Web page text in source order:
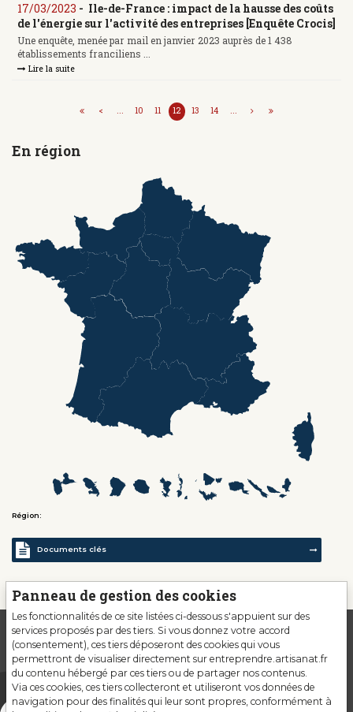
17/03/2023 - Ile-de-France : impact de la hausse des coûts
de l'énergie sur l'activité des entreprises [Enquête Crocis]
Une enquête, menée par mail en janvier 2023 auprès de 1 438
établissements franciliens ...
Lire la suite
< ... 10 11 12 13 14 ...
En région
Région:
Documents clés
Panneau de gestion des cookies
Les fonctionnalités de ce site listées ci-dessous s'appuient sur des
services proposés par des tiers. Si vous donnez votre accord
(consentement), ces tiers déposeront des cookies qui vous
permettront de visualiser directement sur entreprendre.artisanat.fr
du contenu hébergé par ces tiers ou de partager nos contenus.
Via ces cookies, ces tiers collecteront et utiliseront vos données de
navigation pour des finalités qui leur sont propres, conformément à